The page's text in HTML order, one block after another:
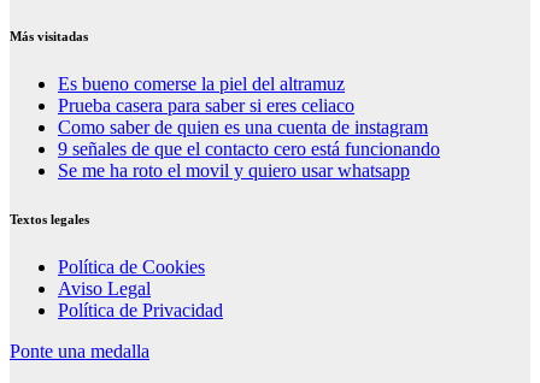
Más visitadas
Es bueno comerse la piel del altramuz
Prueba casera para saber si eres celiaco
Como saber de quien es una cuenta de instagram
9 señales de que el contacto cero está funcionando
Se me ha roto el movil y quiero usar whatsapp
Textos legales
Política de Cookies
Aviso Legal
Política de Privacidad
Ponte una medalla